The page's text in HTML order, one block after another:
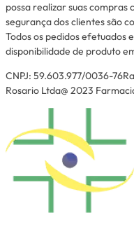
possa realizar suas
segurança dos clientes são
Todos os pedidos efetuados
disponibilidade de produto
CNPJ: 59.603.977/0036-
Rosario Ltda@ 2023